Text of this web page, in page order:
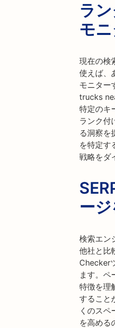
ラ
モ
現在の検
使えば、
モニタ
trucks
特定のキ
ランク付
る洞察を
を特定す
戦略をダ
ー
検索エン
他社と比
Checker
ます。ペ
特徴を理
すること
くのス
を高める